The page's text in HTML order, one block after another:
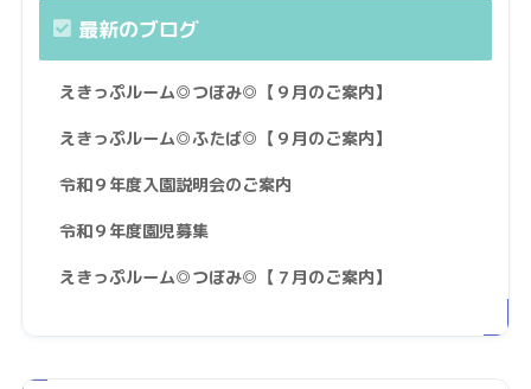
最新のブログ
えきっぷルーム◎つぼみ◎【９月のご案内】
えきっぷルーム◎ふたば◎【９月のご案内】
令和９年度入園説明会のご案内
令和９年度園児募集
えきっぷルーム◎つぼみ◎【７月のご案内】